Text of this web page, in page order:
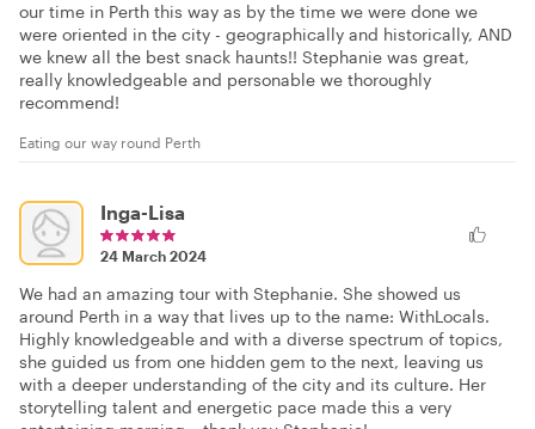
our time in Perth this way as by the time we were done we
were oriented in the city - geographically and historically, AND
we knew all the best snack haunts!! Stephanie was great,
really knowledgeable and personable we thoroughly
recommend!
Eating our way round Perth
Inga-Lisa
24 March 2024
We had an amazing tour with Stephanie. She showed us
around Perth in a way that lives up to the name: WithLocals.
Highly knowledgeable and with a diverse spectrum of topics,
she guided us from one hidden gem to the next, leaving us
with a deeper understanding of the city and its culture. Her
storytelling talent and energetic pace made this a very